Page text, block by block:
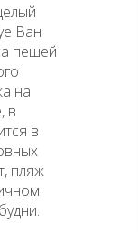
Ван
пешей
на
в
в
пляж